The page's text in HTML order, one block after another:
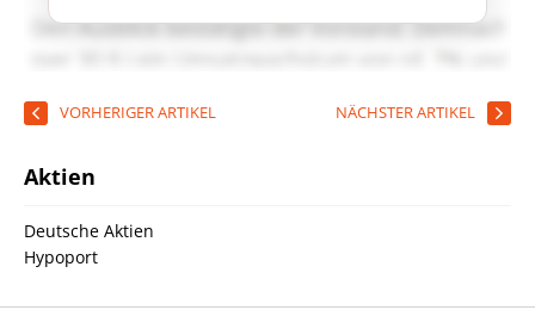
VORHERIGER ARTIKEL NÄCHSTER ARTIKEL
Aktien
Deutsche Aktien
Hypoport